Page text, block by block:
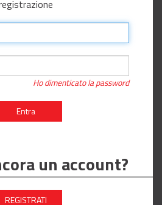
Ho dimenticato la password
Entra
un account?
REGISTRATI